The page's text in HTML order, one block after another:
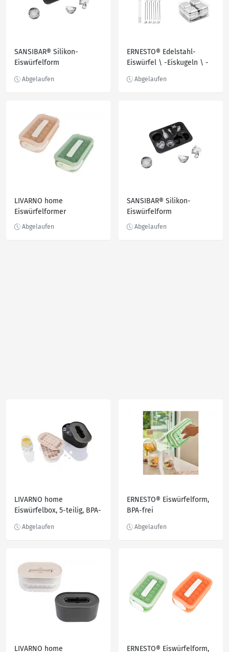
SANSIBAR® Silikon-
Eiswürfelform
ERNESTO® Edelstahl-
Eiswürfel \ -Eiskugeln \ -
Trinkhalmlöffel,
LIVARNO home
Eiswürfelformer
SANSIBAR® Silikon-
Eiswürfelform
LIVARNO home
Eiswürfelbox, 5-teilig, BPA-
ERNESTO® Eiswürfelform,
BPA-frei
LIVARNO home ERNESTO® Eiswürfelform,